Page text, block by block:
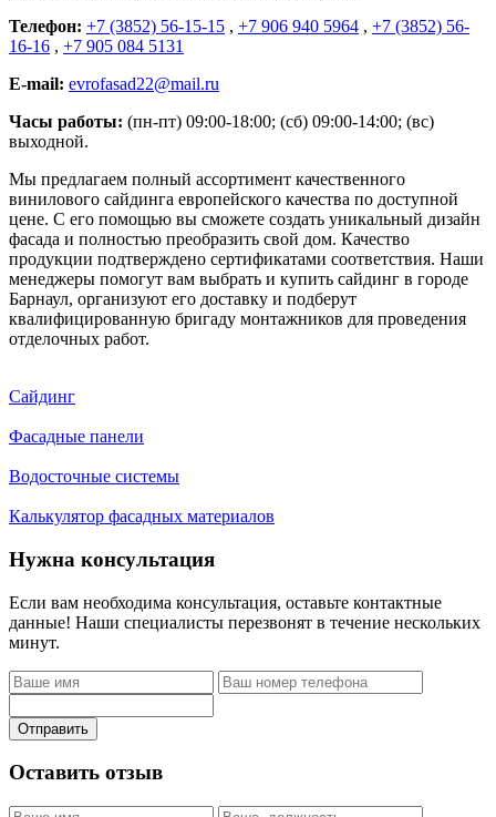
Телефон: +7 (3852) 56-15-15 , +7 906 940 5964 , +7 (3852) 56-
16-16 , +7 905 084 5131
E-mail: evrofasad22@mail.ru
Часы работы: (пн-пт) 09:00-18:00; (сб) 09:00-14:00; (вс)
выходной.
Мы предлагаем полный ассортимент качественного
винилового сайдинга европейского качества по доступной
цене. С его помощью вы сможете создать уникальный дизайн
фасада и полностью преобразить свой дом. Качество
продукции подтверждено сертификатами соответствия. Наши
менеджеры помогут вам выбрать и купить сайдинг в городе
Барнаул, организуют его доставку и подберут
квалифицированную бригаду монтажников для проведения
отделочных работ.
Сайдинг
Фасадные панели
Водосточные системы
Калькулятор фасадных материалов
Нужна консультация
Если вам необходима консультация, оставьте контактные
данные! Наши специалисты перезвонят в течение нескольких
минут.
Отправить
Оставить отзыв